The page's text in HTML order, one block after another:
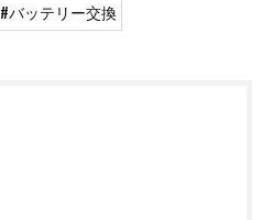
#バッテリー交換